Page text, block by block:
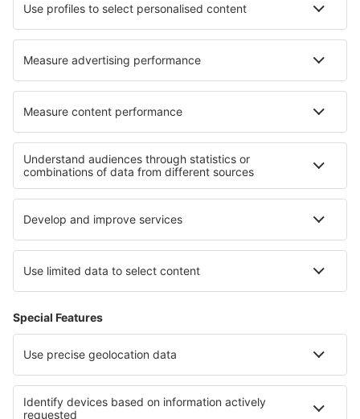
La Paz Manuel Marquez de Leon (LAP)
Matamoros Airport (MAM)
Mexicali Rodolfo Sanchez Taboada (MXL)
Guadalajara Don Miguel Hidalgo y Costilla (GDL)
Minatitlan Airport (MTT)
Monclova Venustiano Carranza (LOV)
Morelia Francisco Mujica (MLM)
Nuevo Laredo Quetzalcoatl (NLD)
Palenque International Airport (PQM)
Piedras Negras Intl Airport (PDS)
Saltillo Plan de Guadalupe (SLW)